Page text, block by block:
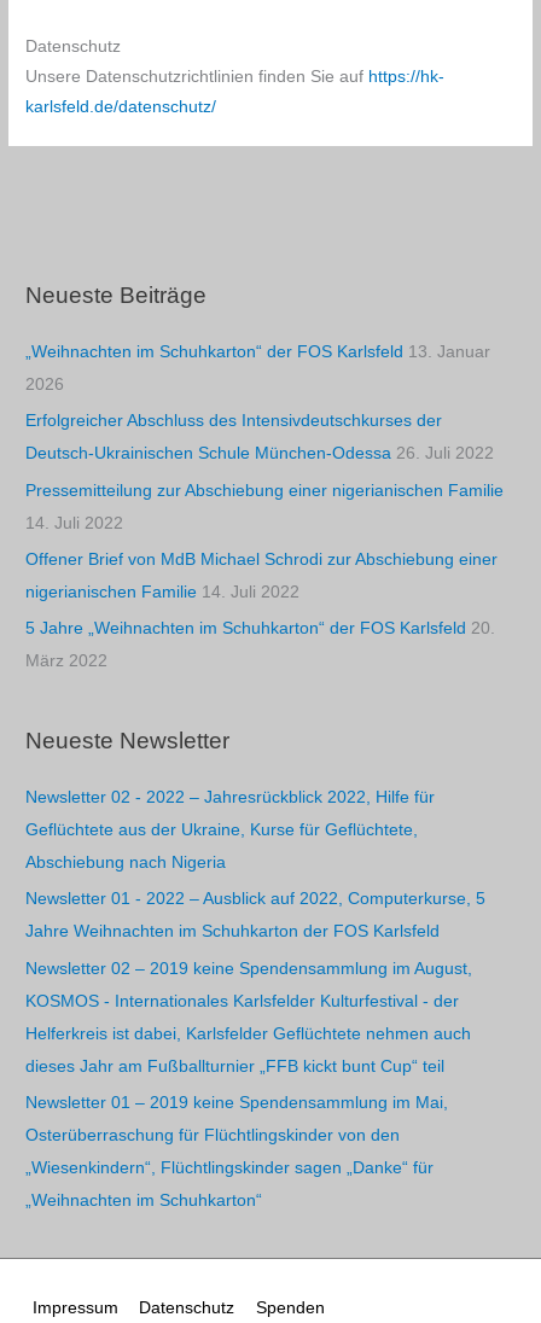
Datenschutz
Unsere Datenschutzrichtlinien finden Sie auf https://hk-
karlsfeld.de/datenschutz/
Neueste Beiträge
„Weihnachten im Schuhkarton“ der FOS Karlsfeld 13. Januar
2026
Erfolgreicher Abschluss des Intensivdeutschkurses der
Deutsch-Ukrainischen Schule München-Odessa 26. Juli 2022
Pressemitteilung zur Abschiebung einer nigerianischen Familie
14. Juli 2022
Offener Brief von MdB Michael Schrodi zur Abschiebung einer
nigerianischen Familie 14. Juli 2022
5 Jahre „Weihnachten im Schuhkarton“ der FOS Karlsfeld 20.
März 2022
Neueste Newsletter
Newsletter 02 - 2022 – Jahresrückblick 2022, Hilfe für
Geflüchtete aus der Ukraine, Kurse für Geflüchtete,
Abschiebung nach Nigeria
Newsletter 01 - 2022 – Ausblick auf 2022, Computerkurse, 5
Jahre Weihnachten im Schuhkarton der FOS Karlsfeld
Newsletter 02 – 2019 keine Spendensammlung im August,
KOSMOS - Internationales Karlsfelder Kulturfestival - der
Helferkreis ist dabei, Karlsfelder Geflüchtete nehmen auch
dieses Jahr am Fußballturnier „FFB kickt bunt Cup“ teil
Newsletter 01 – 2019 keine Spendensammlung im Mai,
Osterüberraschung für Flüchtlingskinder von den
„Wiesenkindern“, Flüchtlingskinder sagen „Danke“ für
„Weihnachten im Schuhkarton“
Impressum Datenschutz Spenden